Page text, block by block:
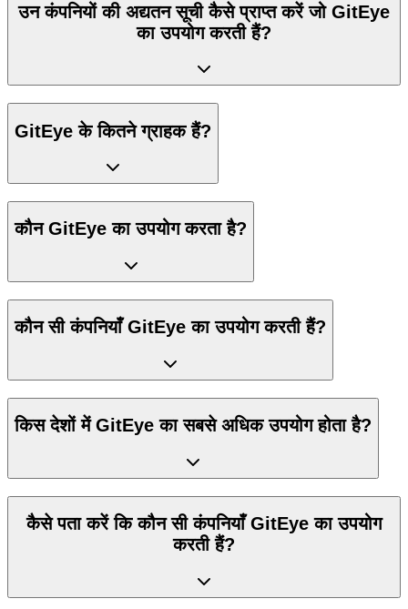
उन कंपनियों की अद्यतन सूची कैसे प्राप्त करें जो GitEye
का उपयोग करती हैं?
GitEye के कितने ग्राहक हैं?
कौन GitEye का उपयोग करता है?
कौन सी कंपनियाँ GitEye का उपयोग करती हैं?
किस देशों में GitEye का सबसे अधिक उपयोग होता है?
कैसे पता करें कि कौन सी कंपनियाँ GitEye का उपयोग
करती हैं?